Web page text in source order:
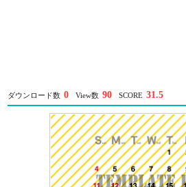
ダウンロード数 0 View数 90 SCORE 31.5